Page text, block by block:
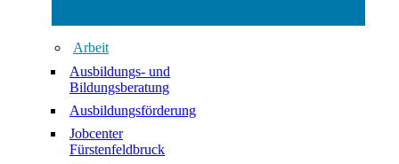
Arbeit
Ausbildungs- und
Bildungsberatung
Ausbildungsförderung
Jobcenter
Fürstenfeldbruck